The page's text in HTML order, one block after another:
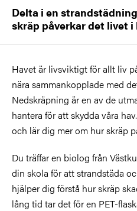
Delta i en
skräp påverkar det livet i
Havet är livsviktigt för allt liv
nära sammankopplade med
Nedskräpning är en av de
hantera för att skydda våra
och lär dig mer om hur skräp
Du träffar en biolog från
din skola för att strandstäda
hjälper dig förstå hur skräp
lång tid tar det för en PET-